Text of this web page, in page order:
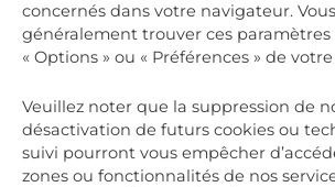
concernés dans votre navigateur.
généralement trouver ces
« Options » ou « Préférences » de
Veuillez noter que la suppression de
désactivation de futurs cookies ou
suivi pourront vous empêcher
zones ou fonctionnalités de nos